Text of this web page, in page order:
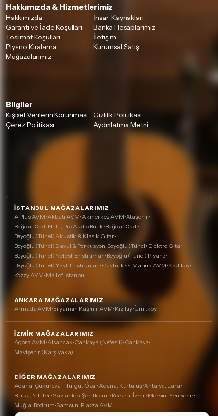
Hakkımızda & Hizmetlerimiz
Hakkımızda
İnsan Kaynakları
Garanti ve İade Koşulları
Banka Hesaplarımız
Teslimat Koşulları
İletişim
Piyano Kiralama
Kurumsal Satış
Mağazalarımız
Bilgiler
Kişisel Verilerin Korunması
Gizlilik Politikası
Çerez Politikası
Aydınlatma Metni
İSTANBUL MAĞAZALARIMIZ
A Plus AVM•Akbatı AVM•Akmerkez AVM•Ataşehir•
Bağdat Cad. Hi-Fi, Pro Audio Butik•Bağdat Cad.•
Beyoğlu (Tünel) Akustik & Klasik Gitar•
Beyoğlu (Tünel) Davul & Perküsyon•Beyoğlu (Tünel) Elektro Gitar•
Beyoğlu (Tünel) Nefesli Enstrüman•Beyoğlu (Tünel) Piyano•
Beyoğlu (Tünel) Yaylı Enstrüman•Göktürk•İstMarina AVM•Kadıköy•
Kozzy AVM•Mall of İstanbul
ANKARA MAĞAZALARIMIZ
Armada AVM•Eryaman Kaşmir AVM•Kızılay•Ümitköy
İZMIR MAĞAZALARIMIZ
Agora AVM•Alsancak•Çankaya (Nefesli)•Çankaya•
Mavişehir (Karşıyaka)
DIĞER MAĞAZALARIMIZ
Adana, Çukurova - Turgut Özal•Adana, Kurtuluş•Antalya, Lara•
Bursa, Nilüfer•Gaziantep, Şehitkamil•Kocaeli, İzmit•Mersin, Yenişehir•
Muğla, Bodrum•Samsun, Piazza AVM